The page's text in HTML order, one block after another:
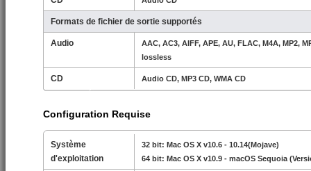
Formats de fichier de sortie supportés
Audio
AAC, AC3, AIFF, APE, AU, FLAC, M4A, MP2,
lossless
CD Audio CD, MP3 CD, WMA CD
Configuration Requise
Système
d'exploitation
32 bit: Mac OS X v10.6 - 10.14(Mojave)
64 bit: Mac OS X v10.9 - macOS Sequoia